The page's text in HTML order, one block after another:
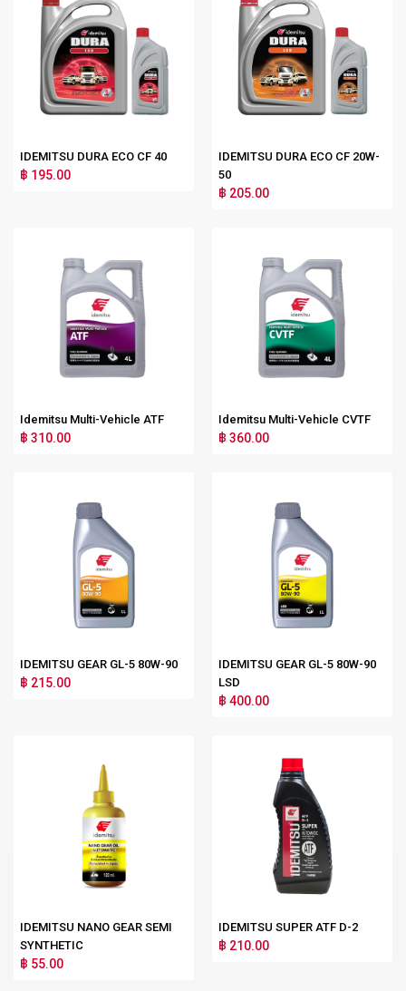
IDEMITSU DURA ECO CF 40
฿ 195.00
IDEMITSU DURA ECO CF 20W-
50
฿ 205.00
Idemitsu Multi-Vehicle ATF
฿ 310.00
Idemitsu Multi-Vehicle CVTF
฿ 360.00
IDEMITSU GEAR GL-5 80W-90
฿ 215.00
IDEMITSU GEAR GL-5 80W-90
LSD
฿ 400.00
IDEMITSU NANO GEAR SEMI
SYNTHETIC
฿ 55.00
IDEMITSU SUPER ATF D-2
฿ 210.00